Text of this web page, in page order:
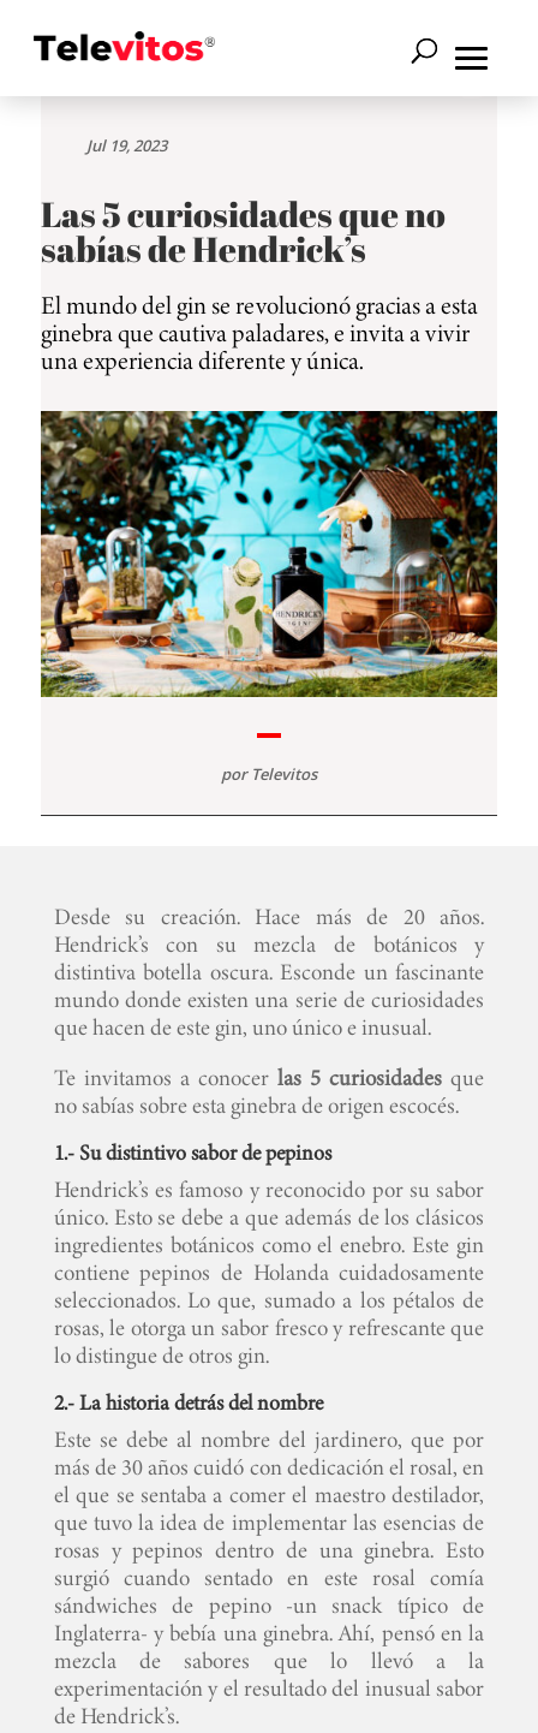
Jul 19, 2023
Las 5 curiosidades que no
sabías de Hendrick’s
El mundo del gin se revolucionó gracias a esta
ginebra que cautiva paladares, e invita a vivir
una experiencia diferente y única.
por Televitos
Desde su creación. Hace más de 20 años.
Hendrick’s con su mezcla de botánicos y
distintiva botella oscura. Esconde un fascinante
mundo donde existen una serie de curiosidades
que hacen de este gin, uno único e inusual.
Te invitamos a conocerlas 5 curiosidadesque
no sabías sobre esta ginebra de origen escocés.
1.- Su distintivo sabor de pepinos
Hendrick’s es famoso y reconocido por su sabor
único. Esto se debe a que además de los clásicos
ingredientes botánicos como el enebro. Este gin
contiene pepinos de Holanda cuidadosamente
seleccionados. Lo que, sumado a los pétalos de
rosas, le otorga un sabor fresco y refrescante que
lo distingue de otros gin.
2.- La historia detrás del nombre
Este se debe al nombre del jardinero, que por
más de 30 años cuidó con dedicación el rosal, en
el que se sentaba a comer el maestro destilador,
que tuvo la idea de implementar las esencias de
rosas y pepinos dentro de una ginebra. Esto
surgió cuando sentado en este rosal comía
sándwiches de pepino -un snack típico de
Inglaterra- y bebía una ginebra. Ahí, pensó en la
mezcla de sabores que lo llevó a la
experimentación y el resultado del inusual sabor
de Hendrick’s.